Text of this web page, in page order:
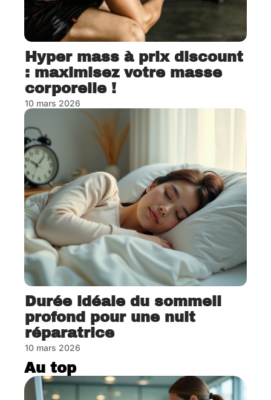
Hyper mass à prix discount
: maximisez votre masse
corporelle !
10 mars 2026
Durée idéale du sommeil
profond pour une nuit
réparatrice
10 mars 2026
Au top